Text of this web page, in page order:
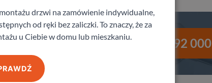
przy wyborze drzwi 530 992 000
drzwi na zamówienie indywidualne,
od ręki bez zaliczki. To znaczy, że za
u Ciebie w domu lub mieszkaniu.